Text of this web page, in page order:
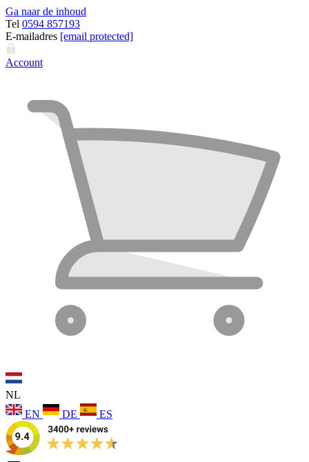
Ga naar de inhoud
Tel 0594 857193
E-mailadres [email protected]
Account
NL
EN
DE ES